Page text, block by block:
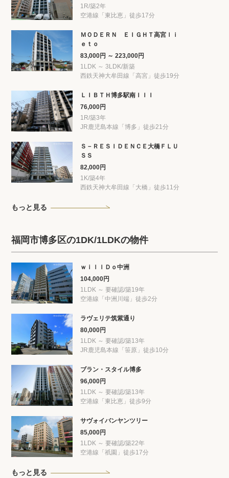
1R/築2年
空港線「東比恵」徒歩17分
ＭＯＤＥＲＮ ＥＩＧＨＴ高宮ｌｉ
ｅｔｏ
83,000円 ～ 223,000円
1LDK ～ 3LDK/新築
西鉄天神大牟田線「高宮」徒歩19分
ＬＩＢＴＨ博多駅南ＩＩＩ
76,000円
1R/築3年
JR鹿児島本線「博多」徒歩21分
Ｓ－ＲＥＳＩＤＥＮＣＥ大橋ＦＬＵ
ＳＳ
82,000円
1K/築4年
西鉄天神大牟田線「大橋」徒歩11分
もっと見る
福岡市博多区の1DK/1LDKの物件
ｗｉｌｌＤｏ中洲
104,000円
1LDK ～ 要確認/築19年
空港線「中洲川端」徒歩2分
ラヴェリテ筑紫通り
80,000円
1LDK ～ 要確認/築13年
JR鹿児島本線「笹原」徒歩10分
ブラン・スタイル博多
96,000円
1LDK ～ 要確認/築13年
空港線「東比恵」徒歩9分
サヴォイバンヤンツリー
85,000円
1LDK ～ 要確認/築22年
空港線「祇園」徒歩17分
もっと見る